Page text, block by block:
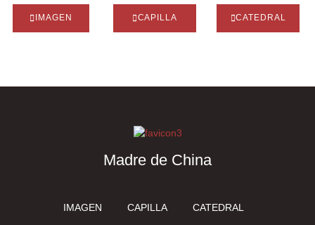
IMAGEN CAPILLA CATEDRAL
Madre de China
IMAGEN CAPILLA CATEDRAL